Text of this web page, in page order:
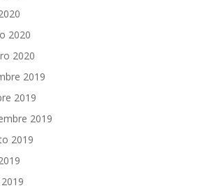
2020
2020
2019
2019
2019
2019